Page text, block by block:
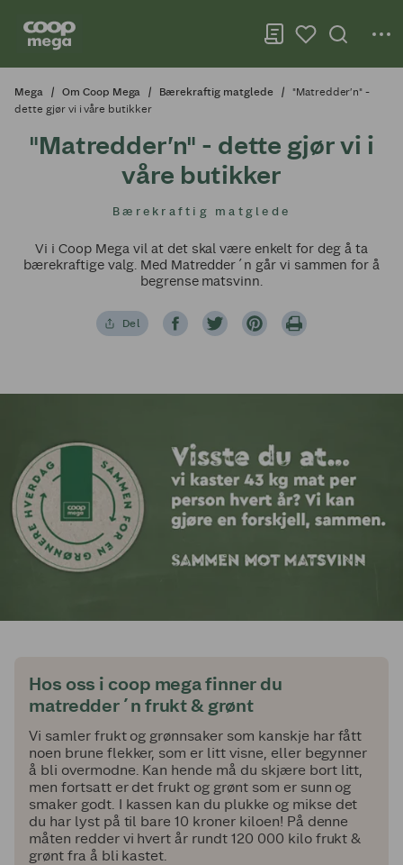
Mega Om Coop Mega Bærekraftig matglede
"Matredder’n" -
dette gjør vi i våre butikker
"Matredder’n" - dette gjør vi i
våre butikker
Bærekraftig matglede
Vi i Coop Mega vil at det skal være enkelt for deg å ta
bærekraftige valg. Med Matredder´n går vi sammen for å
begrense matsvinn.
Del
Hos oss i coop mega finner du
matredder´n frukt & grønt
Vi samler frukt og grønnsaker som kanskje har fått
noen brune flekker, som er litt visne, eller begynner
å bli overmodne. Kan hende må du skjære bort litt,
men fortsatt er det frukt og grønt som er sunn og
smaker godt. I kassen kan du plukke og mikse det
du har lyst på til bare 10 kroner kiloen! På denne
måten redder vi hvert år rundt 120 000 kilo frukt &
grønt fra å bli kastet.